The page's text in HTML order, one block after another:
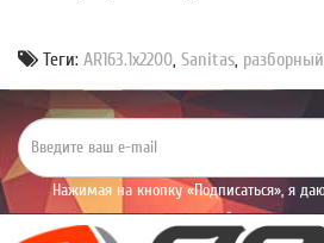
Теги: AR163.1х2200, Sanitas, разборный
Нажимая на кнопку «Подписаться», я даю
уведомлений рекламного